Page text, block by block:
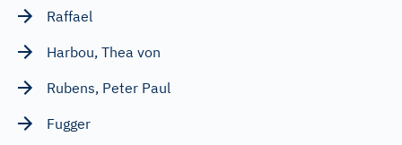
Raffael
Harbou, Thea von
Rubens, Peter Paul
Fugger